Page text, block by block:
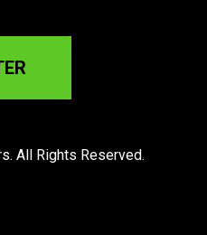
All Rights Reserved.